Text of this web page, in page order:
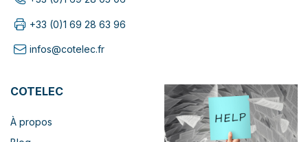
+33 (0)1 69 28 63 96
infos@cotelec.fr
COTELEC
À propos